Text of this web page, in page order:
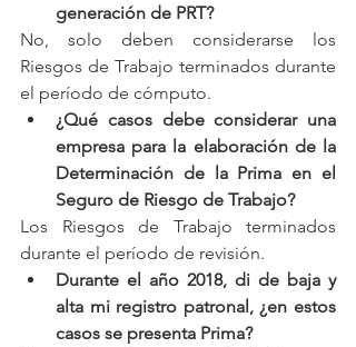
generación de PRT?
No, solo deben considerarse los
Riesgos de Trabajo terminados durante
el período de cómputo.
¿Qué casos debe considerar una
empresa para la elaboración de la
Determinación de la Prima en el
Seguro de Riesgo de Trabajo?
Los Riesgos de Trabajo terminados
durante el período de revisión.
Durante el año 2018, di de baja y
alta mi registro patronal, ¿en estos
casos se presenta Prima?